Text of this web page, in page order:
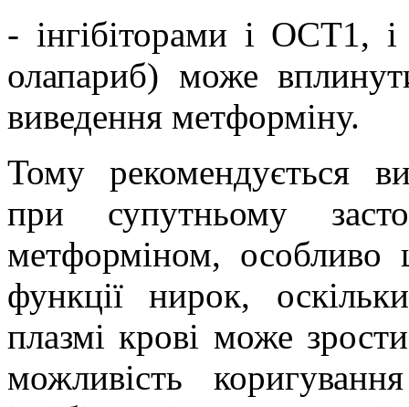
- інгібіторами і OCT1,
олапариб) може
виведення метформіну.
Тому рекомендується
при супутньому
метформіном, особливо
функції нирок,
плазмі крові може
можливість